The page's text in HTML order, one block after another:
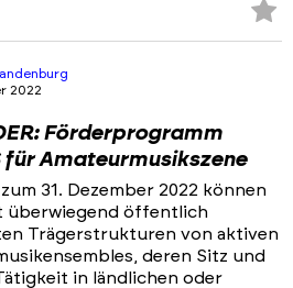
2022
Förderprogramm
für Amateurmusikszene
31. Dezember 2022 können
überwiegend öffentlich
Trägerstrukturen von aktiven
deren Sitz und
in ländlichen oder